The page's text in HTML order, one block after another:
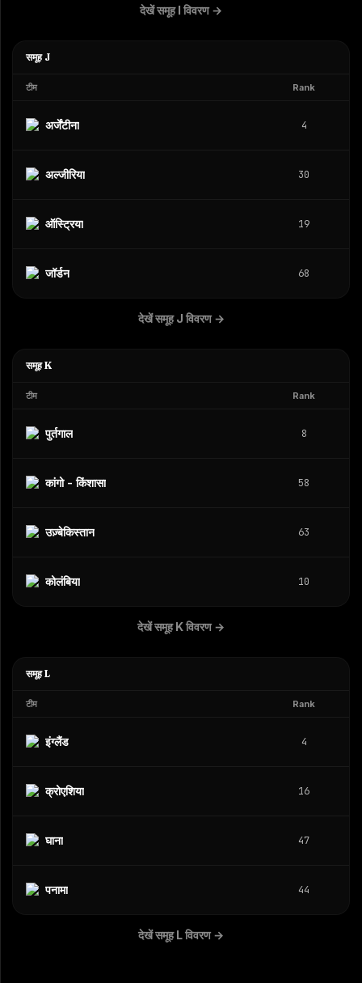
देखें समूह I विवरण→
समूह J
टीम Rank
अर्जेंटीना 4
अल्जीरिया 30
ऑस्ट्रिया 19
जॉर्डन 68
देखें समूह J विवरण→
समूह K
टीम Rank
पुर्तगाल 8
कांगो - किंशासा 58
उज़्बेकिस्तान 63
कोलंबिया 10
देखें समूह K विवरण→
समूह L
टीम Rank
इंग्लैंड 4
क्रोएशिया 16
घाना 47
पनामा 44
देखें समूह L विवरण→